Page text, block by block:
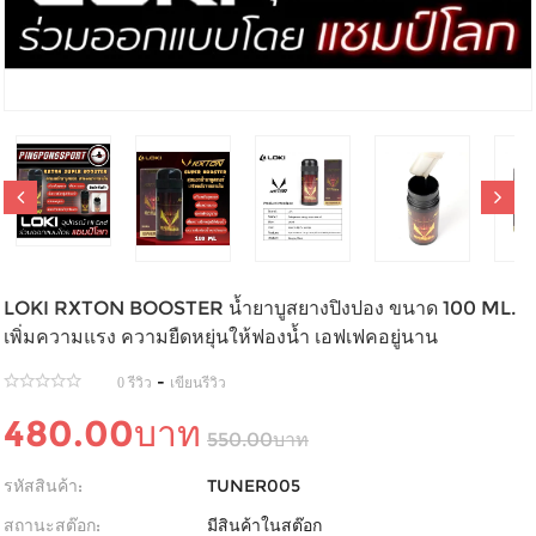
LOKI RXTON BOOSTER น้ำยาบูสยางปิงปอง ขนาด 100 ML.
เพิ่มความแรง ความยืดหยุ่นให้ฟองน้ำ เอฟเฟคอยู่นาน
0 รีวิว - เขียนรีวิว
480.00บาท 550.00บาท
รหัสสินค้า:
TUNER005
สถานะสต๊อก:
มีสินค้าในสต๊อก